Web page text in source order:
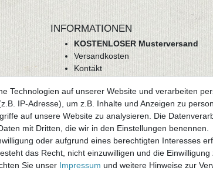
INFORMATIONEN
KOSTENLOSER Musterversand
Versandkosten
Kontakt
AGB
Datenschutz
Impressum
Vertrag widerrufen
Technologien auf unserer Website und verarbeiten
IP-Adresse), um z.B. Inhalte und Anzeigen zu
auf unsere Website zu analysieren. Die
mit Dritten, die wir in den Einstellungen benennen.
oder aufgrund eines berechtigten Interesses
das Recht, nicht einzuwilligen und die
Sie unser Impressum und weitere Hinweise zur